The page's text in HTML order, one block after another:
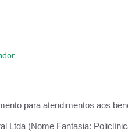
para atendimentos aos
Ltda (Nome Fantasia: